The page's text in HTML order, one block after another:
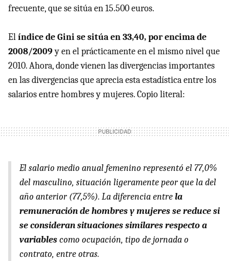
frecuente, que se sitúa en 15.500 euros.
Elíndice de Gini se sitúa en 33,40, por encima de
2008/2009y en el prácticamente en el mismo nivel que
2010. Ahora, donde vienen las divergencias importantes
en las divergencias que aprecia esta estadística entre los
salarios entre hombres y mujeres. Copio literal:
El salario medio anual femenino representó el 77,0%
del masculino, situación ligeramente peor que la del
año anterior (77,5%). La diferencia entrela
remuneración de hombres y mujeres se reduce si
se consideran situaciones similares respecto a
variablescomo ocupación, tipo de jornada o
contrato, entre otras.